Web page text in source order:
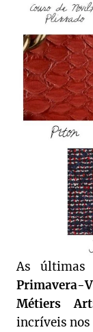
As
Primavera-
Métiers
incríveis nos